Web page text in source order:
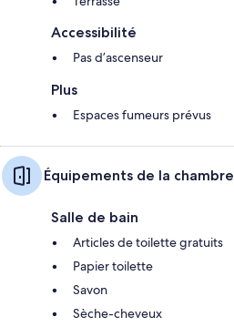
Accessibilité
Pas d’ascenseur
Plus
Espaces fumeurs prévus
Équipements de la chambre
Salle de bain
Articles de toilette gratuits
Papier toilette
Savon
Sèche-cheveux